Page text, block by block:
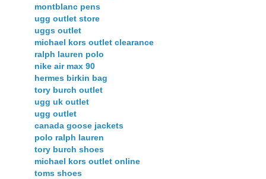
montblanc pens
ugg outlet store
uggs outlet
michael kors outlet clearance
ralph lauren polo
nike air max 90
hermes birkin bag
tory burch outlet
ugg uk outlet
ugg outlet
canada goose jackets
polo ralph lauren
tory burch shoes
michael kors outlet online
toms shoes